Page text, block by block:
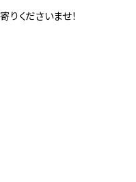
くださいませ！